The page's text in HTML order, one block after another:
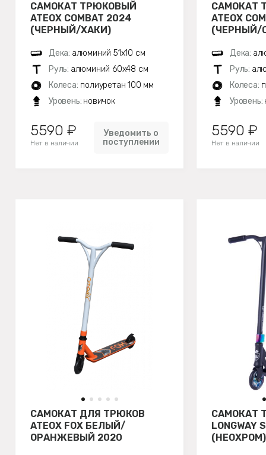
САМОКАТ ТРЮКОВЫЙ
ATEOX COMBAT 2024
(ЧЕРНЫЙ/ХАКИ)
Дека: алюминий 51х10 см
Руль: алюминий 60х48 см
Колеса: полиуретан 100 мм
Уровень: новичок
5590 ₽
Нет в наличии
Уведомить о
поступлении
САМОКАТ
ATEOX
(ЧЕРНЫЙ/
Дека:
Руль:
Колеса:
Уровень:
5590 ₽
Нет в наличии
САМОКАТ ДЛЯ ТРЮКОВ
ATEOX FOX БЕЛЫЙ/
ОРАНЖЕВЫЙ 2020
САМОКАТ
LONGWAY
(НЕОХРОМ)